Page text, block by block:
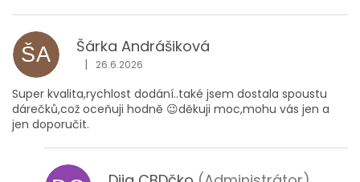
ŠA Šárka Andrášiková
Hodnocení obchodu je 5 z 5 hvězdiček.
| 26.6.2026
Super kvalita,rychlost dodání..také jsem dostala spoustu
dárečků,což oceňuji hodně 😉děkuji moc,mohu vás jen a
jen doporučit.